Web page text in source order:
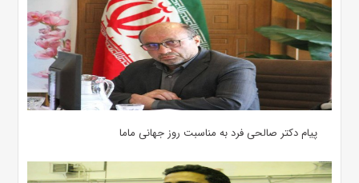
پیام دکتر صالحی فرد به مناسبت روز جهانی ماما